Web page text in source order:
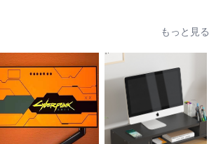
もっと見る